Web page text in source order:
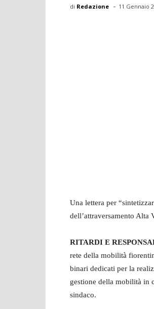
di Redazione - 11 Gennaio
Una lettera per
dell’attraversamento Alta
RITARDI E
rete della mobilità
binari dedicati per la
gestione della mobilità in
sindaco.